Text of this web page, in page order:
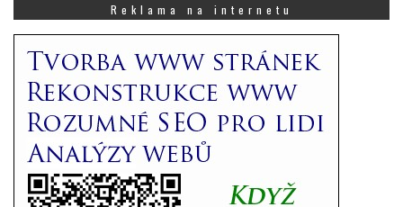
zajímá
Reklama na internetu